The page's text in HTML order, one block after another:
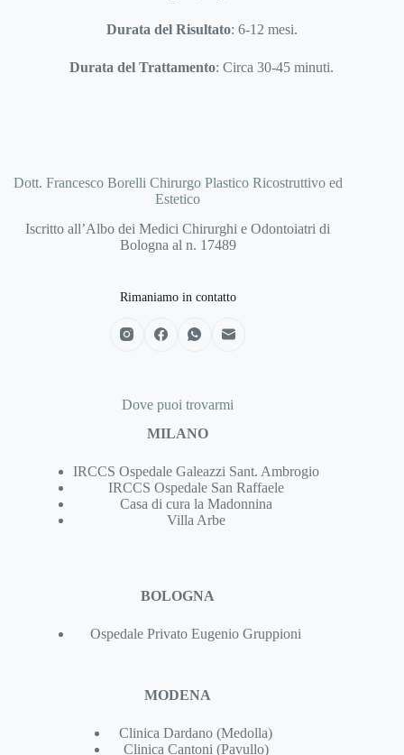
Durata del Risultato: 6-12 mesi.
Durata del Trattamento: Circa 30-45 minuti.
Dott. Francesco Borelli Chirurgo Plastico Ricostruttivo ed
Estetico
Iscritto all’Albo dei Medici Chirurghi e Odontoiatri di
Bologna al n. 17489
Rimaniamo in contatto
Dove puoi trovarmi
MILANO
IRCCS Ospedale Galeazzi Sant. Ambrogio
IRCCS Ospedale San Raffaele
Casa di cura la Madonnina
Villa Arbe
BOLOGNA
Ospedale Privato Eugenio Gruppioni
MODENA
Clinica Dardano (Medolla)
Clinica Cantoni (Pavullo)